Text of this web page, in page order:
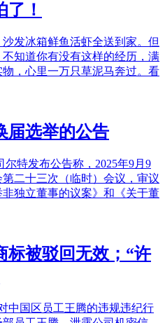
！
发冰箱鲜鱼活虾全送到家。但
知道你有没有这样的经历，满
，心里一万只草泥马奔过。看
届选举的公告
特发布公告称，2025年9月9
二十三次（临时）会议，审议
独立董事的议案》和《关于董
标被驳回无效；“许
中国区员工王腾的违规违纪行